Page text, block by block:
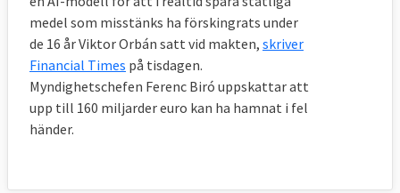
medel som misstänks ha förskingrats under
de 16 år Viktor Orbán satt vid makten, skriver
Financial Times på tisdagen.
Myndighetschefen Ferenc Biró uppskattar att
upp till 160 miljarder euro kan ha hamnat i fel
händer.